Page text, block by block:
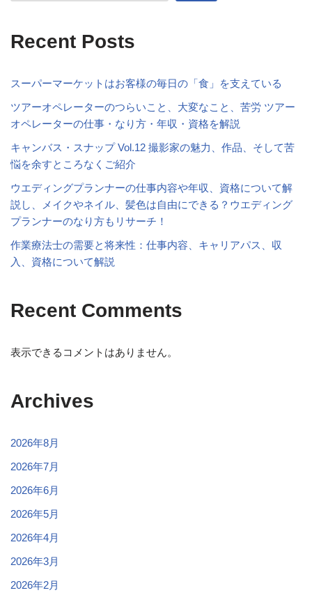
Recent Posts
スーパーマーケットはお客様の毎日の「食」を支えている
ツアーオペレーターのつらいこと、大変なこと、苦労 ツアー
オペレーターの仕事・なり方・年収・資格を解説
キャンバス・スナップ Vol.12 撮影家の魅力、作品、そして苦
悩を余すところなくご紹介
ウエディングプランナーの仕事内容や年収、資格について解
説し、メイクやネイル、髪色は自由にできる？ウエディング
プランナーのなり方もリサーチ！
作業療法士の需要と将来性：仕事内容、キャリアパス、収
入、資格について解説
Recent Comments
表示できるコメントはありません。
Archives
2026年8月
2026年7月
2026年6月
2026年5月
2026年4月
2026年3月
2026年2月